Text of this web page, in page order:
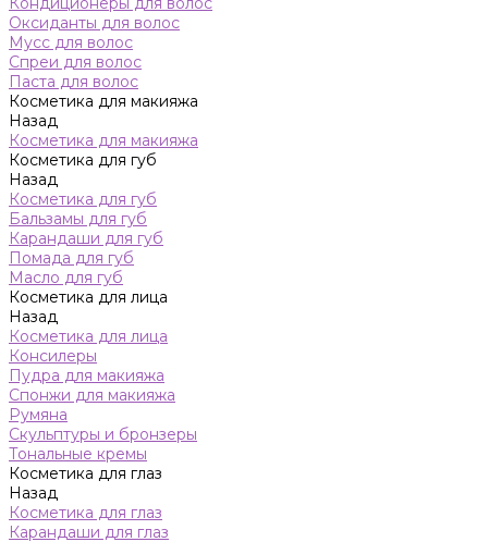
Оксиданты для волос
Мусс для волос
Спреи для волос
Паста для волос
Косметика для макияжа
Назад
Косметика для макияжа
Косметика для губ
Назад
Косметика для губ
Бальзамы для губ
Карандаши для губ
Помада для губ
Масло для губ
Косметика для лица
Назад
Косметика для лица
Консилеры
Пудра для макияжа
Спонжи для макияжа
Румяна
Скульптуры и бронзеры
Тональные кремы
Косметика для глаз
Назад
Косметика для глаз
Карандаши для глаз